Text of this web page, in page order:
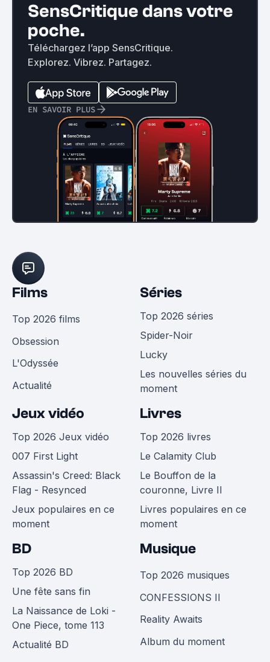
SensCritique dans votre
poche.
Téléchargez l’app SensCritique.
Explorez. Vibrez. Partagez.
EN SAVOIR PLUS
Films
Top 2026 films
Obsession
L'Odyssée
Actualité
Séries
Top 2026 séries
Spider-Noir
Lucky
Les nouvelles séries du
moment
Jeux vidéo
Top 2026 Jeux vidéo
007 First Light
Assassin's Creed: Black
Flag - Resynced
Jeux populaires en ce
moment
Livres
Top 2026 livres
Le Calamity Club
Le Bouffon de la
couronne, Livre II
Livres populaires en ce
moment
BD
Top 2026 BD
Une fête sans fin
La Naissance de Loki -
One Piece, tome 113
Actualité BD
Musique
Top 2026 musiques
CONFESSIONS II
Reality Awaits
Album du moment